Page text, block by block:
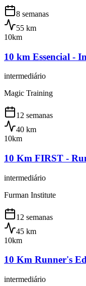
8 semanas
55 km
10km
10 km Essencial -
intermediário
Magic Training
12 semanas
40 km
10km
10 Km FIRST -
intermediário
Furman Institute
12 semanas
45 km
10km
10 Km Runner's
intermediário